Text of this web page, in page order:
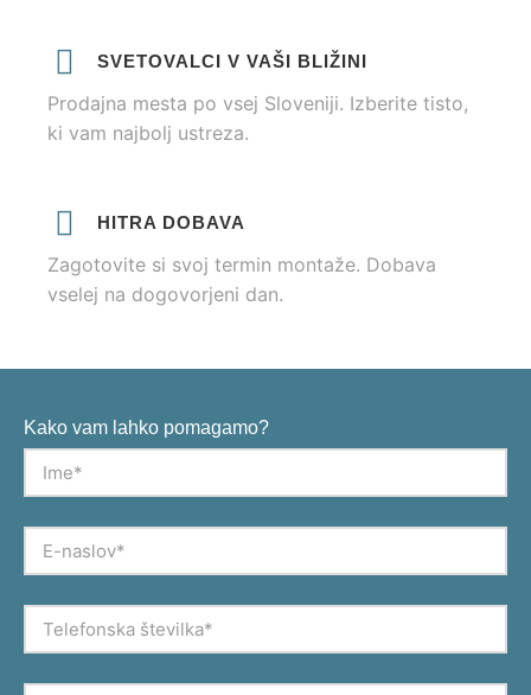
SVETOVALCI V VAŠI BLIŽINI
Prodajna mesta po vsej Sloveniji. Izberite tisto,
ki vam najbolj ustreza.
HITRA DOBAVA
Zagotovite si svoj termin montaže. Dobava
vselej na dogovorjeni dan.
Kako vam lahko pomagamo?